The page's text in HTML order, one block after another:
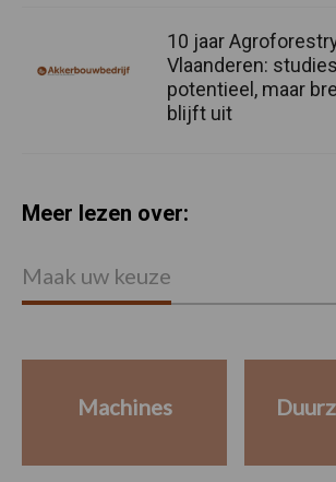
10 jaar
Vlaanderen:
potentieel, maar
blijft uit
Meer lezen over:
Maak uw keuze
Machines